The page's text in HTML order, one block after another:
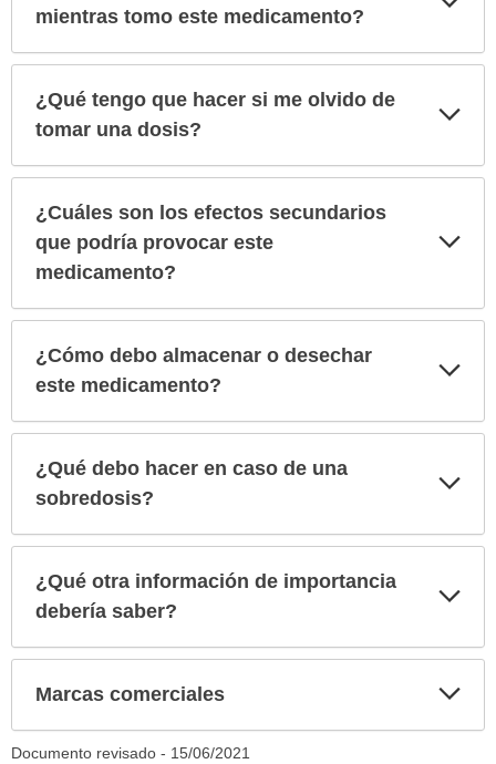
mientras tomo este medicamento?
¿Qué tengo que hacer si me olvido de
tomar una dosis?
¿Cuáles son los efectos secundarios
que podría provocar este
medicamento?
¿Cómo debo almacenar o desechar
este medicamento?
¿Qué debo hacer en caso de una
sobredosis?
¿Qué otra información de importancia
debería saber?
Marcas comerciales
Documento revisado - 15/06/2021